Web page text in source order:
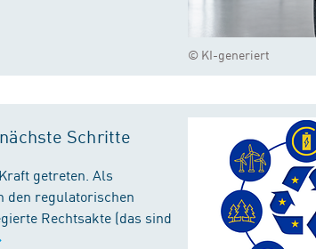
© KI-generiert
Schritte
getreten. Als
den regulatorischen
Rechtsakte (das sind